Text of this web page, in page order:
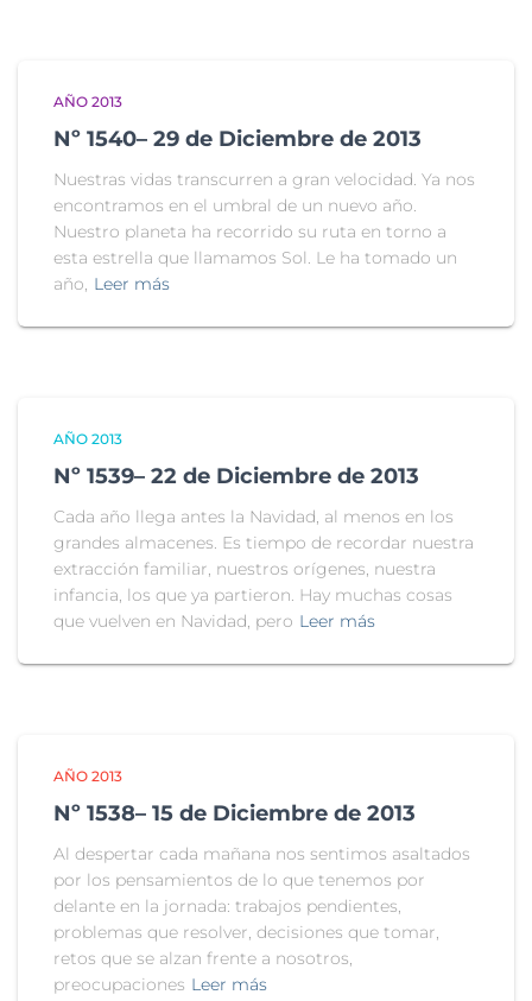
AÑO 2013
Nº 1540– 29 de Diciembre de 2013
Nuestras vidas transcurren a gran velocidad. Ya nos
encontramos en el umbral de un nuevo año.
Nuestro planeta ha recorrido su ruta en torno a
esta estrella que llamamos Sol. Le ha tomado un
año, Leer más
AÑO 2013
Nº 1539– 22 de Diciembre de 2013
Cada año llega antes la Navidad, al menos en los
grandes almacenes. Es tiempo de recordar nuestra
extracción familiar, nuestros orígenes, nuestra
infancia, los que ya partieron. Hay muchas cosas
que vuelven en Navidad, pero Leer más
AÑO 2013
Nº 1538– 15 de Diciembre de 2013
Al despertar cada mañana nos sentimos asaltados
por los pensamientos de lo que tenemos por
delante en la jornada: trabajos pendientes,
problemas que resolver, decisiones que tomar,
retos que se alzan frente a nosotros,
preocupaciones Leer más